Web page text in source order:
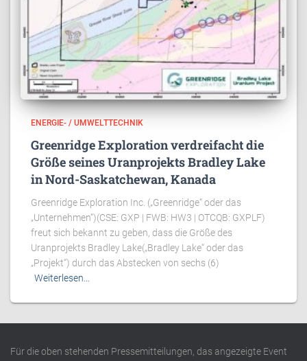
ENERGIE- / UMWELTTECHNIK
Greenridge Exploration verdreifacht die
Größe seines Uranprojekts Bradley Lake
in Nord-Saskatchewan, Kanada
Greenridge Exploration Inc. („Greenridge“ oder das
„Unternehmen“)(CSE: GXP | FWB: HW3 | OTCQB: GXPLF)
freut sich bekannt zu geben, dass die Größe des
Uranprojekts Bradley Lake(„Bradley Lake“ oder das
„Projekt“) durch das Abstecken von sechs (6)
Weiterlesen…
Für die oben stehenden Pressemitteilungen, das angezeigte Event